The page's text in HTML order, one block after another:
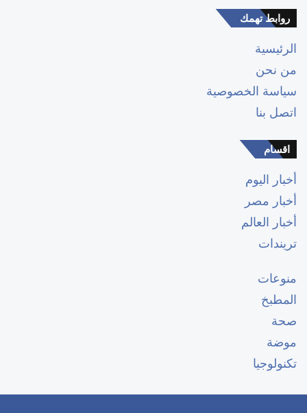
روابط تهمك
الرئيسية
من نحن
سياسة الخصوصية
اتصل بنا
اقسام
أخبار اليوم
أخبار مصر
أخبار العالم
تريندات
منوعات
المطبخ
صحة
موضة
تكنولوجيا